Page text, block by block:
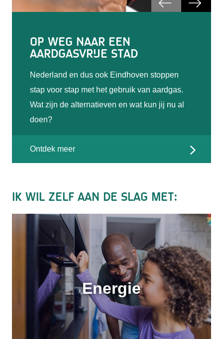
Eindje Verduursamen
duurder. Daarom neemt Eindhoven actie. We
helpen je graag bij het verduurzamen van
jouw woning. Kijk wat de energiecoach voor
jou kan doen.
Lees meer over Eindje Verduursamen
Op weg naar een
aardgasvrije stad
Nederland en dus ook Eindhoven stoppen
stap voor stap met het gebruik van aardgas.
Wat zijn de alternatieven en wat kun jij nu al
doen?
Ontdek meer
Schrijf je in voor de
nieuwsbrief
Ontvang een aantal keer per jaar nieuws over
alle ontwikkelingen op het gebied van
duurzaamheid van Gemeente Eindhoven.
Klimaatmissie Eindhoven -
Helmond
Eindhoven en Helmond werken samen met
inwoners, bedrijven, kennisinstellingen en
maatschappelijke organisaties aan een
belangrijke missie: fossielvrij, circulair en
Lees meer over de Klimaatmissie
Ik wil zelf aan de slag met:
Energie